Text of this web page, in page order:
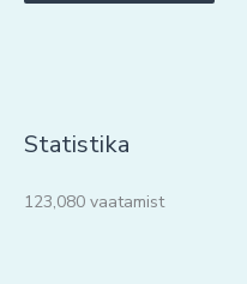
Statistika
123,080 vaatamist